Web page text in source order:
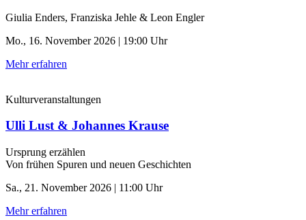
Giulia Enders, Franziska Jehle & Leon Engler
Mo., 16. November 2026 | 19:00 Uhr
Mehr erfahren
Kulturveranstaltungen
Ulli Lust & Johannes Krause
Ursprung erzählen
Von frühen Spuren und neuen Geschichten
Sa., 21. November 2026 | 11:00 Uhr
Mehr erfahren